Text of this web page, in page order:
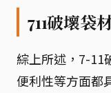
711破壞袋
綜上所述，7-11
便利性等方面都